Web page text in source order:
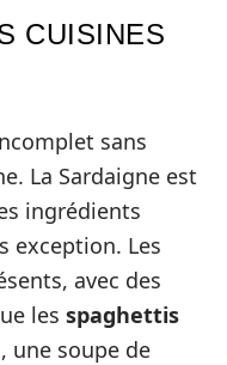
CUISINES
sans
La Sardaigne est
ingrédients
exception. Les
avec des
les spaghettis
, une soupe de